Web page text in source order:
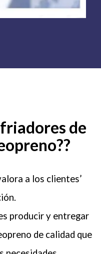
de
a los clientes’
producir y entregar
de calidad que